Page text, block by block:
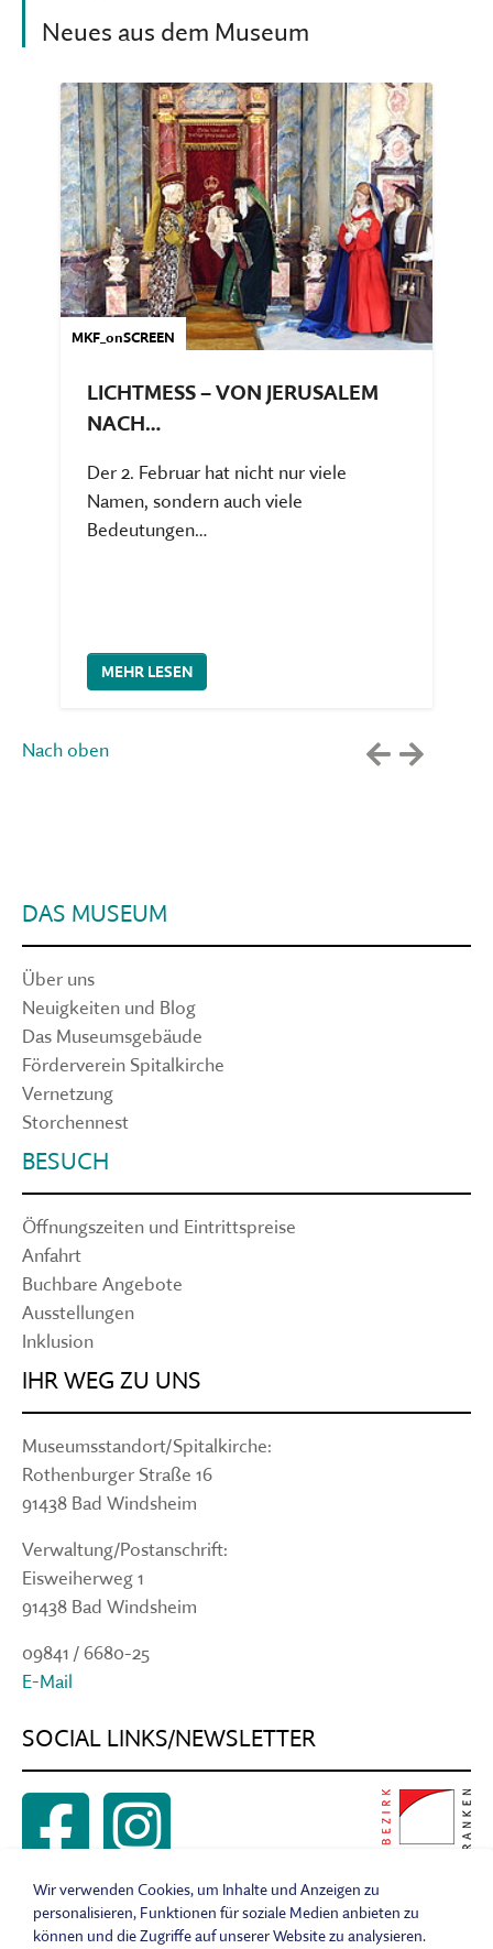
Neues aus dem Museum
MKF_onSCREEN
LICHTMESS – VON JERUSALEM
NACH…
Der 2. Februar hat nicht nur viele
Namen, sondern auch viele
Bedeutungen…
MEHR LESEN
Nach oben
DAS MUSEUM
Über uns
Neuigkeiten und Blog
Das Museumsgebäude
Förderverein Spitalkirche
Vernetzung
Storchennest
BESUCH
Öffnungszeiten und Eintrittspreise
Anfahrt
Buchbare Angebote
Ausstellungen
Inklusion
IHR WEG ZU UNS
Museumsstandort/Spitalkirche:
Rothenburger Straße 16
91438 Bad Windsheim
Verwaltung/Postanschrift:
Eisweiherweg 1
91438 Bad Windsheim
09841 / 6680-25
E-Mail
SOCIAL LINKS/NEWSLETTER
Sitemap
Impressum
Wir verwenden Cookies, um Inhalte und Anzeigen zu
personalisieren, Funktionen für soziale Medien anbieten zu
können und die Zugriffe auf unserer Website zu analysieren.